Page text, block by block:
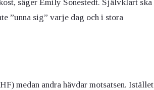
säger Emily Sonestedt. Självklart ska
”unna sig” varje dag och i stora
medan andra hävdar motsatsen. Istället